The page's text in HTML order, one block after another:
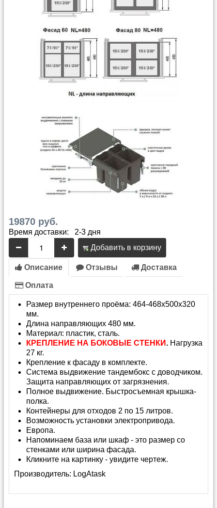
19870 руб.
Время доставки: 2-3 дня
Добавить в корзину
Описание Отзывы Доставка
Оплата
Размер внутреннего проёма: 464-468x500x320
мм.
Длина направляющих 480 мм.
Материал: пластик, сталь.
КРЕПЛЕНИЕ НА БОКОВЫЕ СТЕНКИ . Нагрузка
27 кг.
Крепление к фасаду в комплекте.
Система выдвижение тандембокс с доводчиком.
Защита направляющих от загрязнения.
Полное выдвижение. Быстросъемная крышка-
полка.
Контейнеры для отходов 2 по 15 литров.
Возможность установки электропривода.
Европа.
Напоминаем база или шкаф - это размер со
стенками или ширина фасада.
Кликните на картинку - увидите чертеж.
Производитель: LogAtask